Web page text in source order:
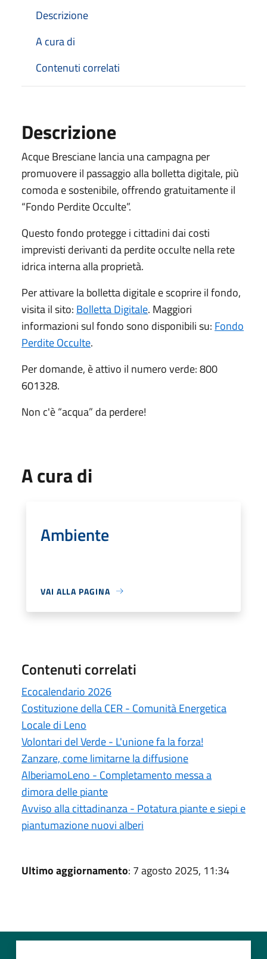
Descrizione
A cura di
Contenuti correlati
Descrizione
Acque Bresciane lancia una campagna per
promuovere il passaggio alla bolletta digitale, più
comoda e sostenibile, offrendo gratuitamente il
“Fondo Perdite Occulte”.
Questo fondo protegge i cittadini dai costi
imprevisti derivanti da perdite occulte nella rete
idrica interna alla proprietà.
Per attivare la bolletta digitale e scoprire il fondo,
visita il sito: Bolletta Digitale. Maggiori
informazioni sul fondo sono disponibili su: Fondo
Perdite Occulte.
Per domande, è attivo il numero verde: 800
601328.
Non c'è “acqua” da perdere!
A cura di
Ambiente
VAI ALLA PAGINA
Contenuti correlati
Ecocalendario 2026
Costituzione della CER - Comunità Energetica
Locale di Leno
Volontari del Verde - L'unione fa la forza!
Zanzare, come limitarne la diffusione
AlberiamoLeno - Completamento messa a
dimora delle piante
Avviso alla cittadinanza - Potatura piante e siepi e
piantumazione nuovi alberi
Ultimo aggiornamento: 7 agosto 2025, 11:34